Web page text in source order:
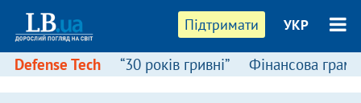
Підтримати УКР
Defense Tech “30 років гривні” Фінансова